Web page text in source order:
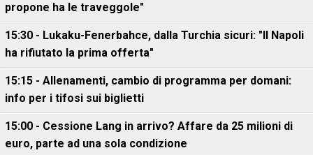
propone ha le traveggole"
15:30 - Lukaku-Fenerbahce, dalla Turchia sicuri: "Il Napoli
ha rifiutato la prima offerta"
15:15 - Allenamenti, cambio di programma per domani:
info per i tifosi sui biglietti
15:00 - Cessione Lang in arrivo? Affare da 25 milioni di
euro, parte ad una sola condizione